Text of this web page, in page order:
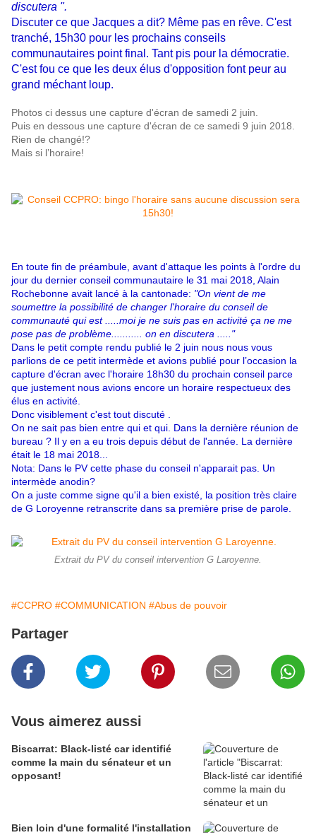
discutera ".
Discuter ce que Jacques a dit? Même pas en rêve. C'est
tranché, 15h30 pour les prochains conseils
communautaires point final. Tant pis pour la démocratie.
C'est fou ce que les deux élus d'opposition font peur au
grand méchant loup.
Photos ci dessus une capture d'écran de samedi 2 juin.
Puis en dessous une capture d'écran de ce samedi 9 juin 2018.
Rien de changé!?
Mais si l’horaire!
En toute fin de préambule, avant d'attaque les points à l'ordre du
jour du dernier conseil communautaire le 31 mai 2018, Alain
Rochebonne avait lancé à la cantonade: "On vient de me
soumettre la possibilité de changer l'horaire du conseil de
communauté qui est .....moi je ne suis pas en activité ça ne me
pose pas de problème........... on en discutera ....."
Dans le petit compte rendu publié le 2 juin nous nous vous
parlions de ce petit intermède et avions publié pour l’occasion la
capture d'écran avec l'horaire 18h30 du prochain conseil parce
que justement nous avions encore un horaire respectueux des
élus en activité.
Donc visiblement c'est tout discuté .
On ne sait pas bien entre qui et qui. Dans la dernière réunion de
bureau ? Il y en a eu trois depuis début de l'année. La dernière
était le 18 mai 2018...
Nota: Dans le PV cette phase du conseil n'apparait pas. Un
intermède anodin?
On a juste comme signe qu'il a bien existé, la position très claire
de G Loroyenne retranscrite dans sa première prise de parole.
Extrait du PV du conseil intervention G Laroyenne.
#CCPRO #COMMUNICATION #Abus de pouvoir
Partager
Vous aimerez aussi
Biscarrat: Black-listé car identifié
comme la main du sénateur et un
opposant!
Bien loin d'une formalité l'installation